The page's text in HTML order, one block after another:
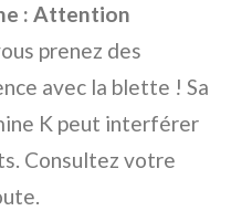
: Attention
prenez des
avec la blette ! Sa
K peut interférer
Consultez votre